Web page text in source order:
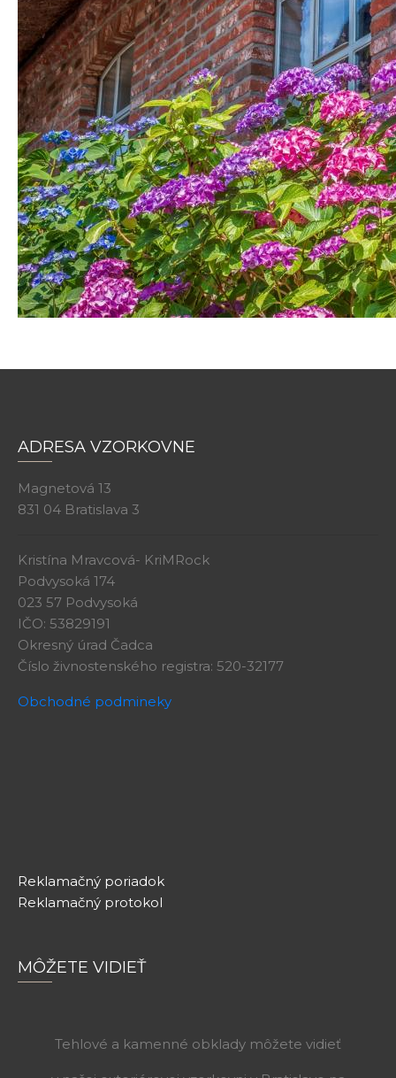
ADRESA VZORKOVNE
Magnetová 13
831 04 Bratislava 3
Kristína Mravcová- KriMRock
Podvysoká 174
023 57 Podvysoká
IČO: 53829191
Okresný úrad Čadca
Číslo živnostenského registra: 520-32177
Obchodné podmineky
Reklamačný poriadok
Reklamačný protokol
MÔŽETE VIDIEŤ
Tehlové a kamenné obklady môžete vidieť